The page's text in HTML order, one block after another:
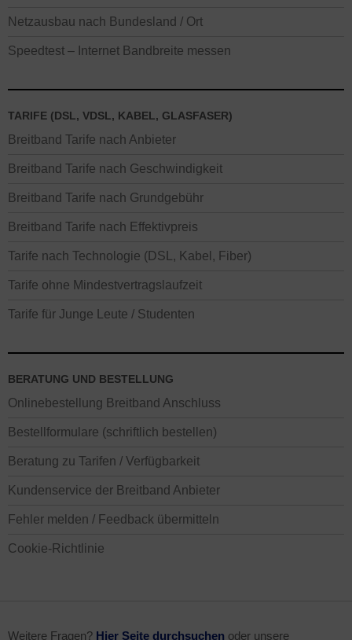
Netzausbau nach Bundesland / Ort
Speedtest – Internet Bandbreite messen
TARIFE (DSL, VDSL, KABEL, GLASFASER)
Breitband Tarife nach Anbieter
Breitband Tarife nach Geschwindigkeit
Breitband Tarife nach Grundgebühr
Breitband Tarife nach Effektivpreis
Tarife nach Technologie (DSL, Kabel, Fiber)
Tarife ohne Mindestvertragslaufzeit
Tarife für Junge Leute / Studenten
BERATUNG UND BESTELLUNG
Onlinebestellung Breitband Anschluss
Bestellformulare (schriftlich bestellen)
Beratung zu Tarifen / Verfügbarkeit
Kundenservice der Breitband Anbieter
Fehler melden / Feedback übermitteln
Cookie-Richtlinie
Weitere Fragen? Hier Seite durchsuchen oder unsere